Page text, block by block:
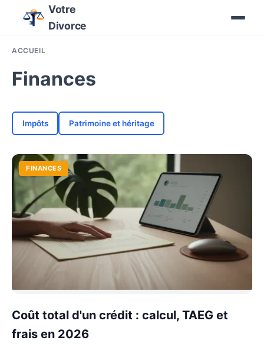
Votre
Divorce
ACCUEIL
Finances
Impôts Patrimoine et héritage
FINANCES
Coût total d'un crédit : calcul, TAEG et
frais en 2026